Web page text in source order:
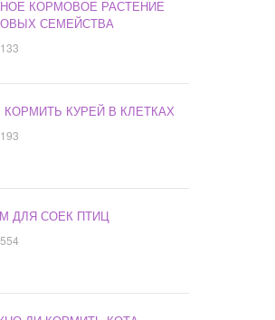
КОРМОВОЕ РАСТЕНИЕ
СЕМЕЙСТВА
КОРМИТЬ КУРЕЙ В КЛЕТКАХ
ДЛЯ СОЕК ПТИЦ